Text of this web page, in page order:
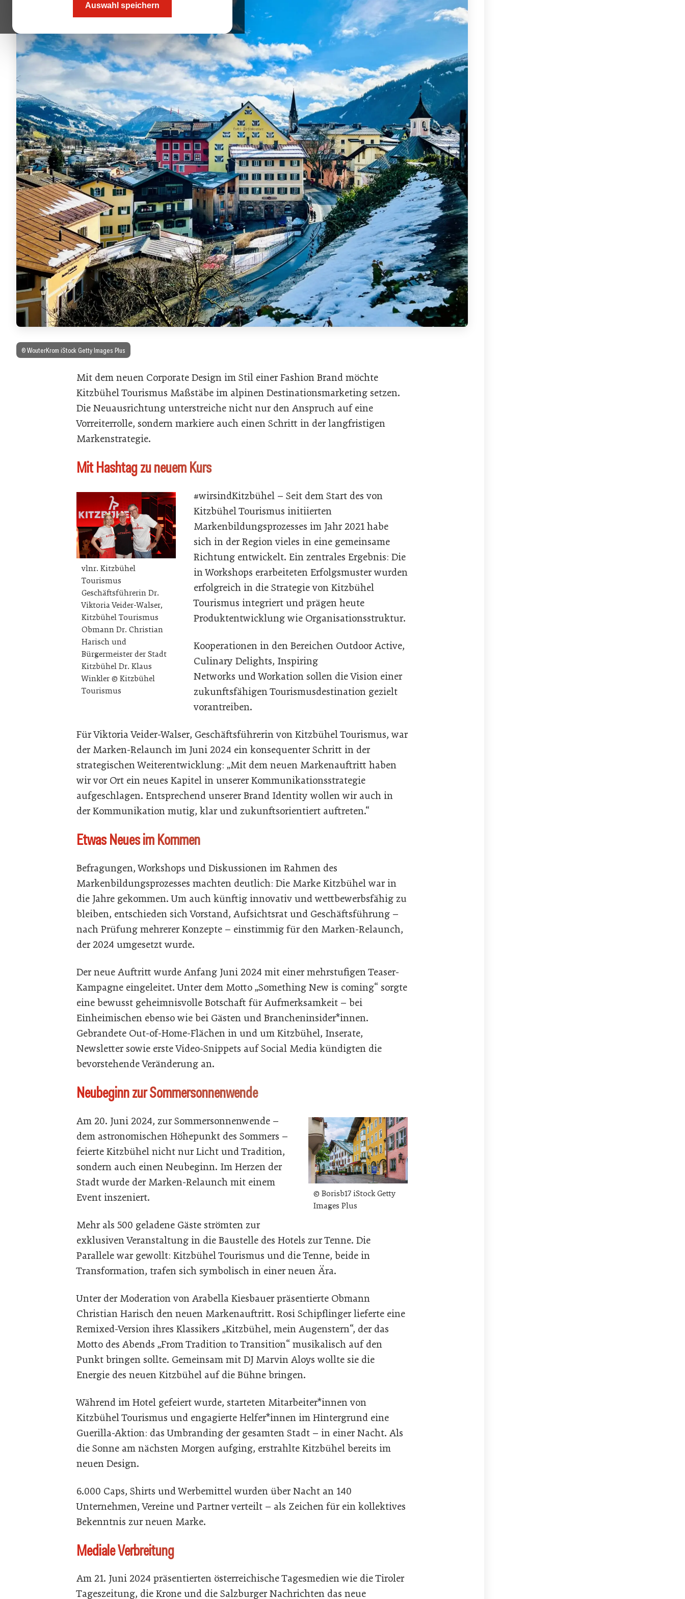
Auswahl speichern
© WouterKrom iStock Getty Images Plus
Mit dem neuen Corporate Design im Stil einer Fashion Brand möchte
Kitzbühel Tourismus Maßstäbe im alpinen Destinationsmarketing setzen.
Die Neuausrichtung unterstreiche nicht nur den Anspruch auf eine
Vorreiterrolle, sondern markiere auch einen Schritt in der langfristigen
Markenstrategie.
Mit Hashtag zu neuem Kurs
vlnr. Kitzbühel
Tourismus
Geschäftsführerin Dr.
Viktoria Veider-Walser,
Kitzbühel Tourismus
Obmann Dr. Christian
Harisch und
Bürgermeister der Stadt
Kitzbühel Dr. Klaus
Winkler © Kitzbühel
Tourismus
#wirsindKitzbühel – Seit dem Start des von
Kitzbühel Tourismus initiierten
Markenbildungsprozesses im Jahr 2021 habe
sich in der Region vieles in eine gemeinsame
Richtung entwickelt. Ein zentrales Ergebnis: Die
in Workshops erarbeiteten Erfolgsmuster wurden
erfolgreich in die Strategie von Kitzbühel
Tourismus integriert und prägen heute
Produktentwicklung wie Organisationsstruktur.
Kooperationen in den Bereichen Outdoor Active,
Culinary Delights, Inspiring
Networks und Workation sollen die Vision einer
zukunftsfähigen Tourismusdestination gezielt
vorantreiben.
Für Viktoria Veider-Walser, Geschäftsführerin von Kitzbühel Tourismus, war
der Marken-Relaunch im Juni 2024 ein konsequenter Schritt in der
strategischen Weiterentwicklung:
Mit dem neuen Markenauftritt haben
wir vor Ort ein neues Kapitel in unserer Kommunikationsstrategie
aufgeschlagen. Entsprechend unserer Brand Identity wollen wir auch in
der Kommunikation mutig, klar und zukunftsorientiert auftreten.
Etwas Neues im Kommen
Befragungen, Workshops und Diskussionen im Rahmen des
Markenbildungsprozesses machten deutlich: Die Marke Kitzbühel war in
die Jahre gekommen. Um auch künftig innovativ und wettbewerbsfähig zu
bleiben, entschieden sich Vorstand, Aufsichtsrat und Geschäftsführung –
nach Prüfung mehrerer Konzepte – einstimmig für den Marken-Relaunch,
der 2024 umgesetzt wurde.
Der neue Auftritt wurde Anfang Juni 2024 mit einer mehrstufigen Teaser-
Kampagne eingeleitet. Unter dem Motto „Something New is coming“ sorgte
eine bewusst geheimnisvolle Botschaft für Aufmerksamkeit – bei
Einheimischen ebenso wie bei Gästen und Brancheninsider*innen.
Gebrandete Out-of-Home-Flächen in und um Kitzbühel, Inserate,
Newsletter sowie erste Video-Snippets auf Social Media kündigten die
bevorstehende Veränderung an.
Neubeginn zur Sommersonnenwende
© Borisb17 iStock Getty
Images Plus
Am 20. Juni 2024, zur Sommersonnenwende –
dem astronomischen Höhepunkt des Sommers –
feierte Kitzbühel nicht nur Licht und Tradition,
sondern auch einen Neubeginn. Im Herzen der
Stadt wurde der Marken-Relaunch mit einem
Event inszeniert.
Mehr als 500 geladene Gäste strömten zur
exklusiven Veranstaltung in die Baustelle des Hotels zur Tenne. Die
Parallele war gewollt: Kitzbühel Tourismus und die Tenne, beide in
Transformation, trafen sich symbolisch in einer neuen Ära.
Unter der Moderation von Arabella Kiesbauer präsentierte Obmann
Christian Harisch den neuen Markenauftritt. Rosi Schipflinger lieferte eine
Remixed-Version ihres Klassikers „Kitzbühel, mein Augenstern“, der das
Motto des Abends „From Tradition to Transition“ musikalisch auf den
Punkt bringen sollte. Gemeinsam mit DJ Marvin Aloys wollte sie die
Energie des neuen Kitzbühel auf die Bühne bringen.
Während im Hotel gefeiert wurde, starteten Mitarbeiter*innen von
Kitzbühel Tourismus und engagierte Helfer*innen im Hintergrund eine
Guerilla-Aktion: das Umbranding der gesamten Stadt – in einer Nacht. Als
die Sonne am nächsten Morgen aufging, erstrahlte Kitzbühel bereits im
neuen Design.
6.000 Caps, Shirts und Werbemittel wurden über Nacht an 140
Unternehmen, Vereine und Partner verteilt – als Zeichen für ein kollektives
Bekenntnis zur neuen Marke.
Mediale Verbreitung
Am 21. Juni 2024 präsentierten österreichische Tagesmedien wie die Tiroler
Tageszeitung, die Krone und die Salzburger Nachrichten das neue